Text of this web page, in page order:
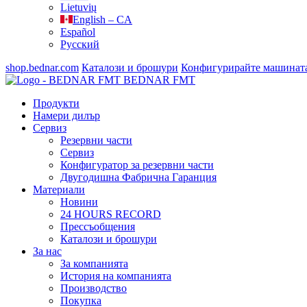
Lietuvių
English – CA
Español
Русский
shop.bednar.com Каталози и брошури Конфигурирайте
BEDNAR FMT
Продукти
Намери дилър
Сервиз
Резервни части
Сервиз
Конфигуратор за резервни части
Двугодишна Фабрична Гаранция
Материали
Новини
24 HOURS RECORD
Прессъобщения
Каталози и брошури
За нас
За компанията
История на компанията
Производство
Покупка